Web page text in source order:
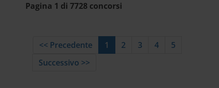
Pagina 1 di 7728 concorsi
<< Precedente 1 2 3 4
5
Successivo >>